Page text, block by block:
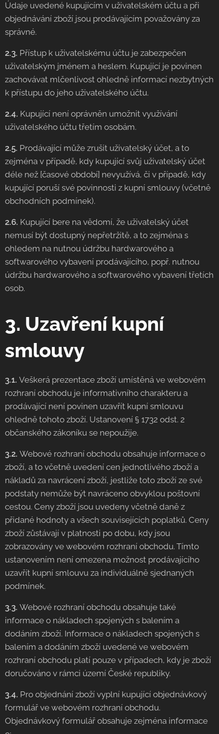
Údaje uvedené kupujícím v uživatelském účtu a při
objednávání zboží jsou prodávajícím považovány za
správné.
2.3. Přístup k uživatelskému účtu je zabezpečen
uživatelským jménem a heslem. Kupující je povinen
zachovávat mlčenlivost ohledně informací nezbytných
k přístupu do jeho uživatelského účtu.
2.4. Kupující není oprávněn umožnit využívání
uživatelského účtu třetím osobám.
2.5. Prodávající může zrušit uživatelský účet, a to
zejména v případě, kdy kupující svůj uživatelský účet
déle než [časové období] nevyužívá, či v případě, kdy
kupující poruší své povinnosti z kupní smlouvy (včetně
obchodních podmínek).
2.6. Kupující bere na vědomí, že uživatelský účet
nemusí být dostupný nepřetržitě, a to zejména s
ohledem na nutnou údržbu hardwarového a
softwarového vybavení prodávajícího, popř. nutnou
údržbu hardwarového a softwarového vybavení třetích
osob.
3. Uzavření kupní
smlouvy
3.1. Veškerá prezentace zboží umístěná ve webovém
rozhraní obchodu je informativního charakteru a
prodávající není povinen uzavřít kupní smlouvu
ohledně tohoto zboží. Ustanovení § 1732 odst. 2
občanského zákoníku se nepoužije.
3.2. Webové rozhraní obchodu obsahuje informace o
zboží, a to včetně uvedení cen jednotlivého zboží a
nákladů za navrácení zboží, jestliže toto zboží ze své
podstaty nemůže být navráceno obvyklou poštovní
cestou. Ceny zboží jsou uvedeny včetně daně z
přidané hodnoty a všech souvisejících poplatků. Ceny
zboží zůstávají v platnosti po dobu, kdy jsou
zobrazovány ve webovém rozhraní obchodu. Tímto
ustanovením není omezena možnost prodávajícího
uzavřít kupní smlouvu za individuálně sjednaných
podmínek.
3.3. Webové rozhraní obchodu obsahuje také
informace o nákladech spojených s balením a
dodáním zboží. Informace o nákladech spojených s
balením a dodáním zboží uvedené ve webovém
rozhraní obchodu platí pouze v případech, kdy je zboží
doručováno v rámci území České republiky.
3.4. Pro objednání zboží vyplní kupující objednávkový
formulář ve webovém rozhraní obchodu.
Objednávkový formulář obsahuje zejména informace